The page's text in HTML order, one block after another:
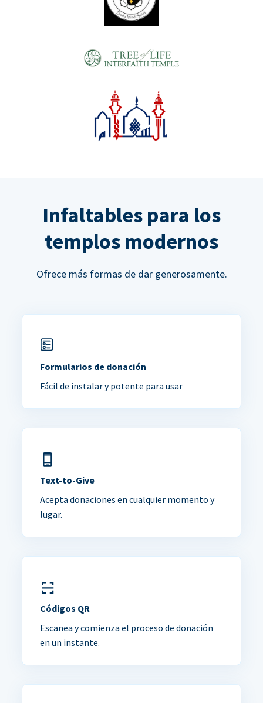
Infaltables para los
templos modernos
Ofrece más formas de dar generosamente.
Formularios de donación
Fácil de instalar y potente para usar
Text-to-Give
Acepta donaciones en cualquier momento y
lugar.
Códigos QR
Escanea y comienza el proceso de donación
en un instante.